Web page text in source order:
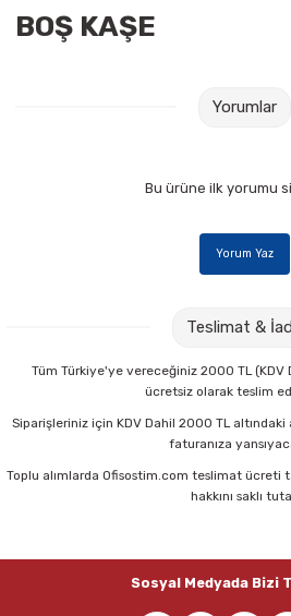
Kaşe
Ebru
Guaj
Kuru
Mum
BOŞ KAŞE
Yorumlar
Bu ürüne ilk yorumu
Yorum Yaz
Teslimat &
Tüm Türkiye'ye vereceğiniz 2000 TL (KDV
ücretsiz olarak teslim
Siparişleriniz için KDV Dahil 2000 TL
faturanıza
Toplu alımlarda Ofisostim.com teslimat
hakkını saklı
Sosyal Medyada Bizi